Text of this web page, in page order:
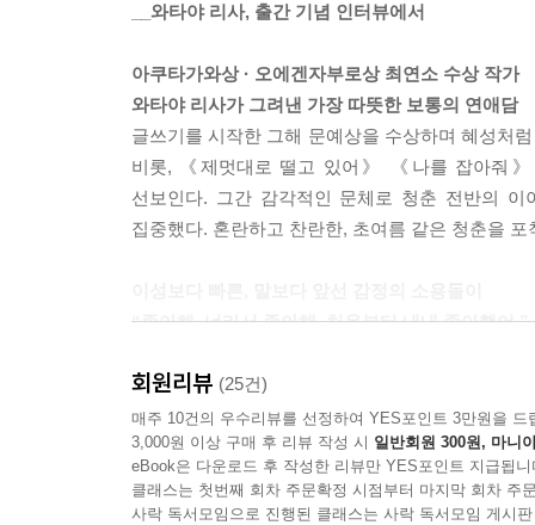
“최근에야 겨우 깨달았어. 내 괴로움의 원인은 널
--- p.359
__와타야 리사, 출간 기념 인터뷰에서
아쿠타가와상 · 오에겐자부로상 최연소 수상 작가
와타야 리사가 그려낸 가장 따뜻한 보통의 연애담
글쓰기를 시작한 그해 문예상을 수상하며 혜성처
비롯, 《제멋대로 떨고 있어》 《나를 잡아줘
선보인다. 그간 감각적인 문체로 청춘 전반의 이
집중했다. 혼란하고 찬란한, 초여름 같은 청춘을
“좋아해. 너라서 좋아해. 처음부터 내내 좋아했어.”
어쩐지 불편했지만, 우연한 계기를 통해 가까워
“처음부터 내내 좋아했다”라고 생각지도 못한
사이카의 다정한 음성이 내내 귓가를 맴돈다. 어
새로운 사랑을 시작한다. 그러나 연예인이라는
어긋나는 타이밍. 진심과 달리 쌓여가는 오해와
회원리뷰 (25건)
매주 10건의 우수리뷰를 선정하여 YES포인트 3만원을 드
3,000원 이상 구매 후 리뷰 작성 시 일반회원 300원, 마니
eBook은 다운로드 후 작성한 리뷰만 YES포인트 지급됩니
클래스는 첫번째 회차 주문확정 시점부터 마지막 회차 주
사락 독서모임으로 진행된 클래스는 사락 독서모임 게시